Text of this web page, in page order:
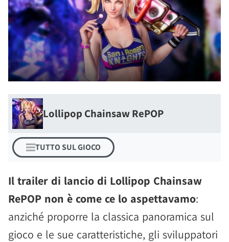
Lollipop Chainsaw RePOP
TUTTO SUL GIOCO
Il trailer di lancio di Lollipop Chainsaw
RePOP non è come ce lo aspettavamo:
anziché proporre la classica panoramica sul
gioco e le sue caratteristiche, gli sviluppatori